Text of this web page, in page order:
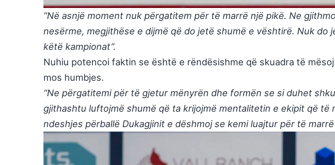
“Në asnjë moment nuk përgatitem për të marrë një pikë. Ne
nesërme, megjithëse e dijmë që do jetë shumë e vështirë. Nuk
këtë kampionat”.
Nuhiu potencoi faktin se është e rëndësishme që skuadra të
mos humbjes.
“Ne përgatitemi për të gjetur mënyrën dhe formën se si duhet
gjithashtu luftojmë shumë që ta krijojmë mentalitetin e ekipit që të
ndeshjes përballë Dukagjinit e dëshmoj se kemi luajtur për të marrë